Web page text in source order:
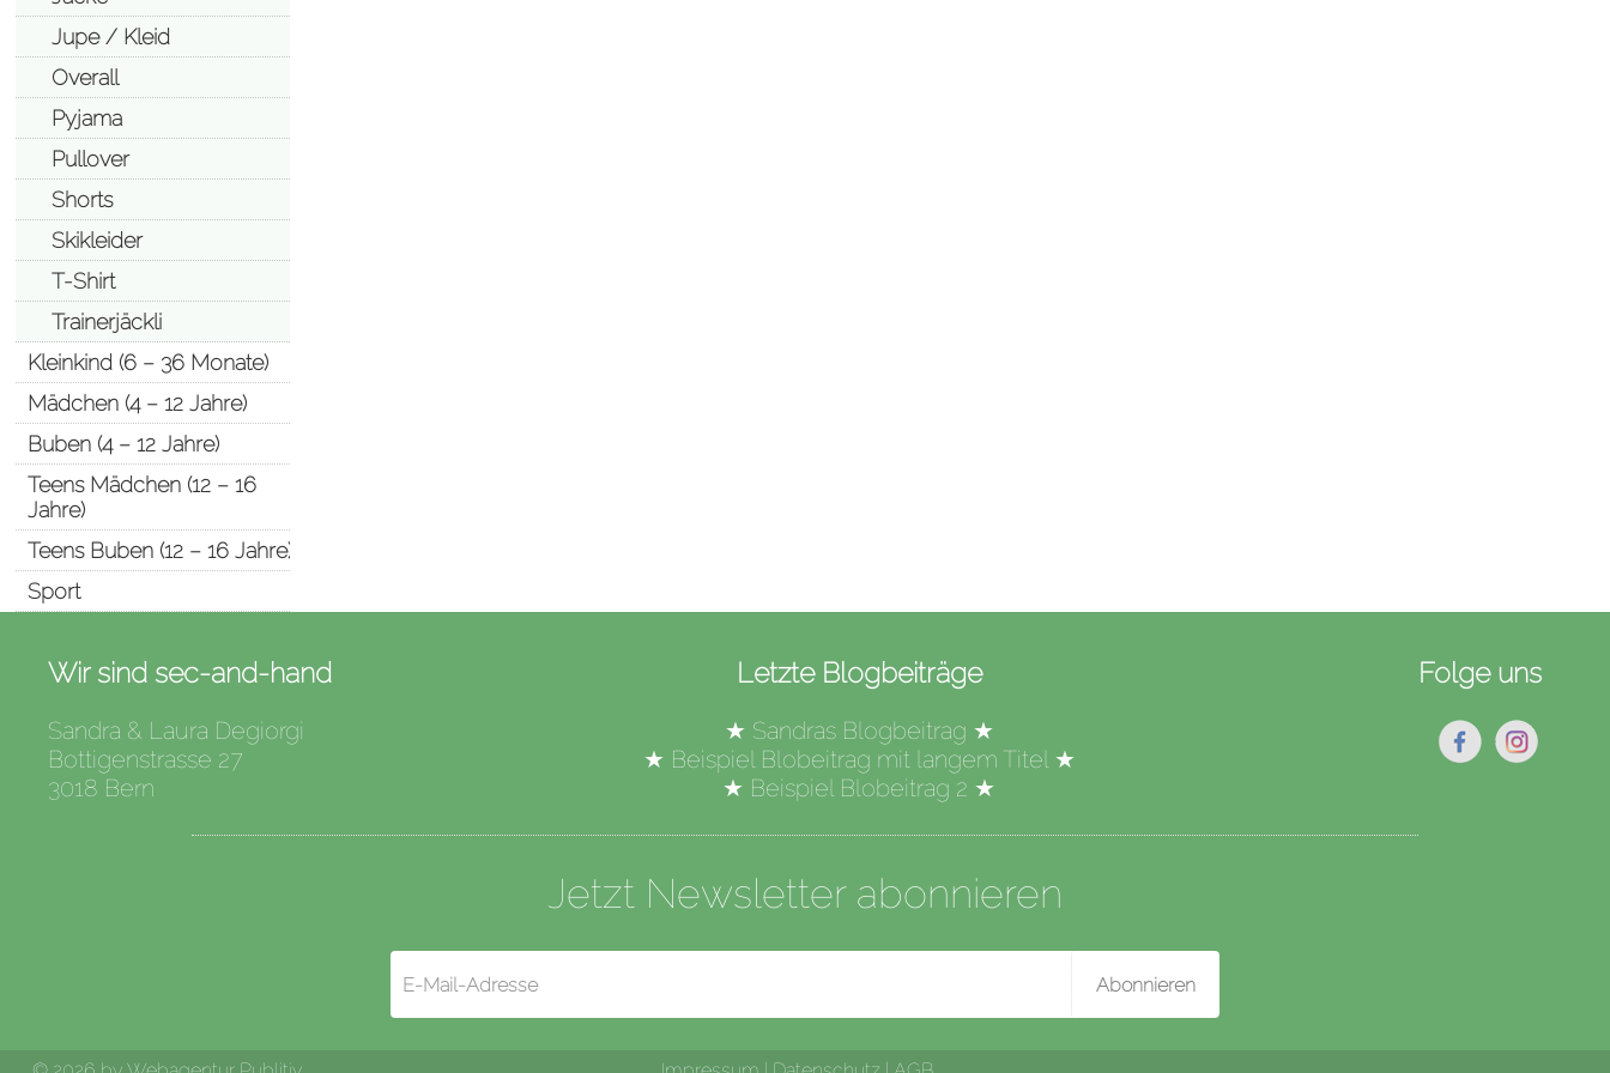
Jupe / Kleid
Overall
Pyjama
Pullover
Shorts
Skikleider
T-Shirt
Trainerjäckli
Kleinkind (6 – 36 Monate)
Mädchen (4 – 12 Jahre)
Buben (4 – 12 Jahre)
Teens Mädchen (12 – 16
Jahre)
Teens Buben (12 – 16 Jahre)
Sport
Wir sind sec-and-hand
Sandra & Laura Degiorgi
Bottigenstrasse 27
3018 Bern
Letzte Blogbeiträge
★ Sandras Blogbeitrag ★
★ Beispiel Blobeitrag mit langem Titel★
★ Beispiel Blobeitrag 2 ★
Folge uns
Jetzt Newsletter abonnieren
Abonnieren